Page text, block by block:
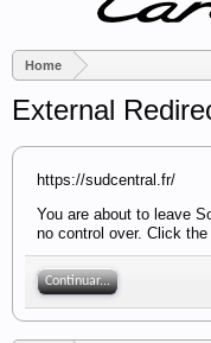
Home
External
https://sudcentral.fr/
You are about to leave
no control over. Click
Continuar...